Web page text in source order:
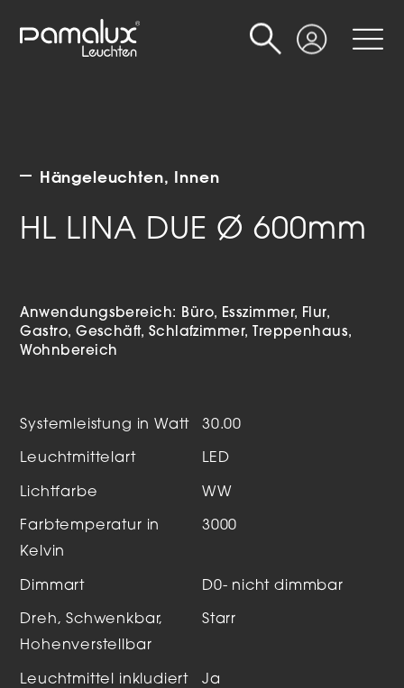
Login
Suche
Hängeleuchten Innen
HL LINA DUE Ø 600mm
Anwendungsbereich: Büro Esszimmer
Flur
Gastro
Geschäft Schlafzimmer
Treppenhaus
Wohnbereich
Systemleistung in Watt 30.00
Leuchtmittelart LED
Lichtfarbe WW
Farbtemperatur in
Kelvin
3000
Dimmart D0- nicht dimmbar
Dreh, Schwenkbar,
Hohenverstellbar
Starr
Leuchtmittel inkludiert Ja